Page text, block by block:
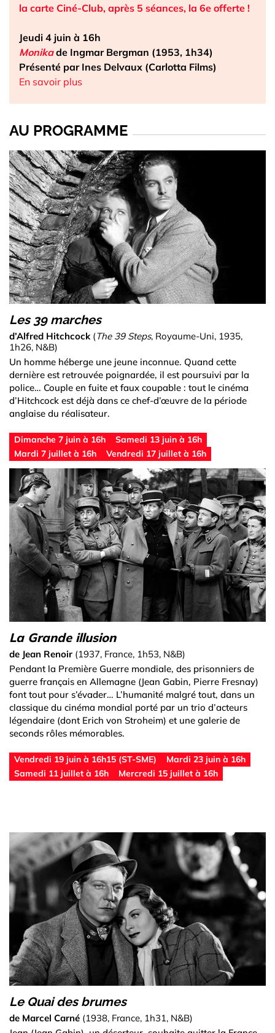
la carte Ciné-Club, après 5 séances, la 6e offerte !
Jeudi 4 juin à 16h
Monika de Ingmar Bergman (1953, 1h34)
Présenté par Ines Delvaux (Carlotta Films)
En savoir plus
AU PROGRAMME
Les 39 marches
d’Alfred Hitchcock (The 39 Steps, Royaume-Uni, 1935,
1h26, N&B)
Un homme héberge une jeune inconnue. Quand cette
dernière est retrouvée poignardée, il est poursuivi par la
police… Couple en fuite et faux coupable : tout le cinéma
d’Hitchcock est déjà dans ce chef-d’œuvre de la période
anglaise du réalisateur.
Dimanche 7 juin à 16h
Samedi 13 juin à 16h
Mardi 7 juillet à 16h
Vendredi 17 juillet à 16h
La Grande illusion
de Jean Renoir (1937, France, 1h53, N&B)
Pendant la Première Guerre mondiale, des prisonniers de
guerre français en Allemagne (Jean Gabin, Pierre Fresnay)
font tout pour s’évader… L’humanité malgré tout, dans un
classique du cinéma mondial porté par un trio d’acteurs
légendaire (dont Erich von Stroheim) et une galerie de
seconds rôles mémorables.
Vendredi 19 juin à 16h15 (ST-SME)
Mardi 23 juin à 16h
Samedi 11 juillet à 16h
Mercredi 15 juillet à 16h
Le Quai des brumes
de Marcel Carné (1938, France, 1h31, N&B)